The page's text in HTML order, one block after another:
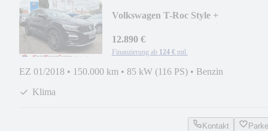
Volkswagen T-Roc Style +
12.890 €
Finanzierung ab 124 € mtl.
EZ 01/2018 • 150.000 km • 85 kW (116 PS) • Benzin
Klima
Kontakt